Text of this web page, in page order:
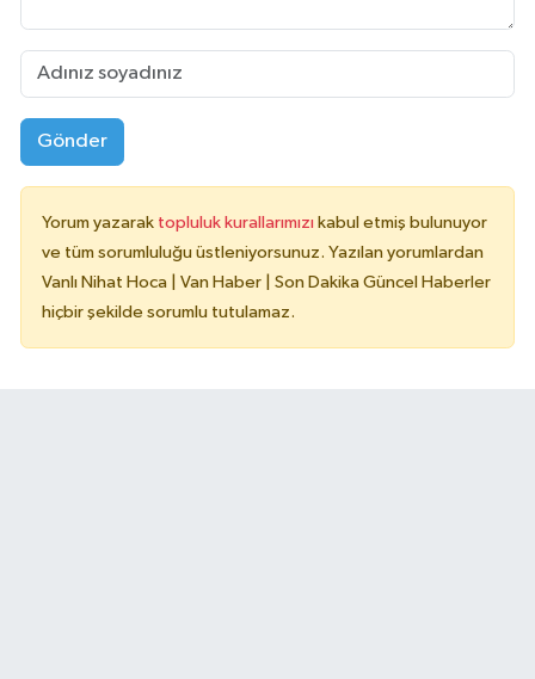
Gönder
Yorum yazarak topluluk kurallarımızı kabul etmiş bulunuyor
ve tüm sorumluluğu üstleniyorsunuz. Yazılan yorumlardan
Vanlı Nihat Hoca | Van Haber | Son Dakika Güncel Haberler
hiçbir şekilde sorumlu tutulamaz.